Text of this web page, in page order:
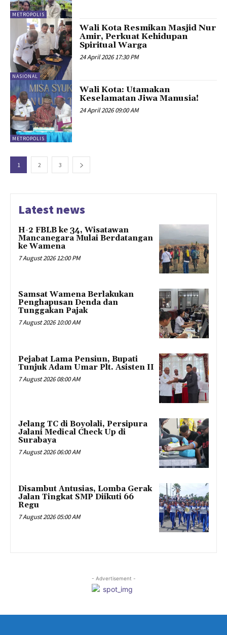
METROPOLIS
NASIONAL
Wali Kota Resmikan Masjid Nur
Amir, Perkuat Kehidupan
Spiritual Warga
24 April 2026 17:30 PM
METROPOLIS
Wali Kota: Utamakan
Keselamatan Jiwa Manusia!
24 April 2026 09:00 AM
1 2 3
Latest news
H-2 FBLB ke 34, Wisatawan
Mancanegara Mulai Berdatangan
ke Wamena
7 August 2026 12:00 PM
Samsat Wamena Berlakukan
Penghapusan Denda dan
Tunggakan Pajak
7 August 2026 10:00 AM
Pejabat Lama Pensiun, Bupati
Tunjuk Adam Umar Plt. Asisten II
7 August 2026 08:00 AM
Jelang TC di Boyolali, Persipura
Jalani Medical Check Up di
Surabaya
7 August 2026 06:00 AM
Disambut Antusias, Lomba Gerak
Jalan Tingkat SMP Diikuti 66
Regu
7 August 2026 05:00 AM
- Advertisement -